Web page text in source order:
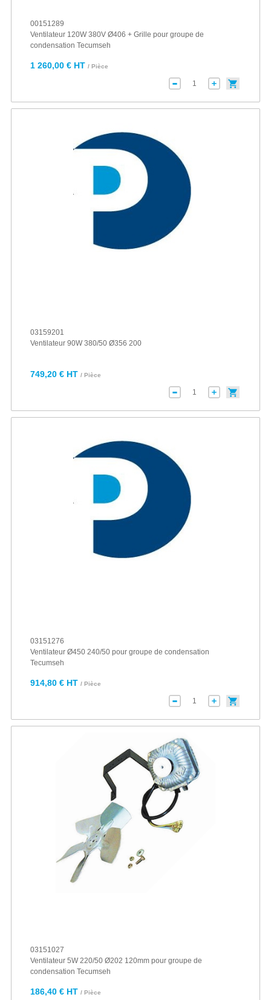
00151289
Ventilateur 120W 380V Ø406 + Grille pour groupe de
condensation Tecumseh
1 260,00 € HT / Pièce
03159201
Ventilateur 90W 380/50 Ø356 200
749,20 € HT / Pièce
03151276
Ventilateur Ø450 240/50 pour groupe de condensation
Tecumseh
914,80 € HT / Pièce
03151027
Ventilateur 5W 220/50 Ø202 120mm pour groupe de
condensation Tecumseh
186,40 € HT / Pièce